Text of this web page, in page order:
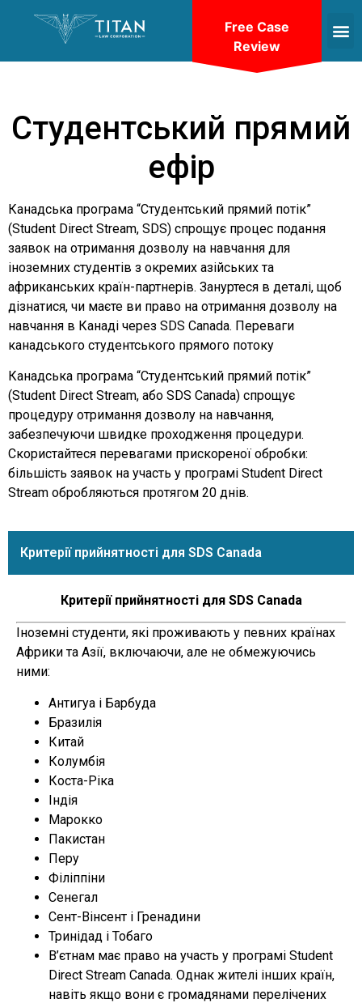
Студентський прямий
ефір
Канадська програма “Студентський прямий потік”
(Student Direct Stream, SDS) спрощує процес подання
заявок на отримання дозволу на навчання для
іноземних студентів з окремих азійських та
африканських країн-партнерів. Зануртеся в деталі, щоб
дізнатися, чи маєте ви право на отримання дозволу на
навчання в Канаді через SDS Canada. Переваги
канадського студентського прямого потоку
Канадська програма “Студентський прямий потік”
(Student Direct Stream, або SDS Canada) спрощує
процедуру отримання дозволу на навчання,
забезпечуючи швидке проходження процедури.
Скористайтеся перевагами прискореної обробки:
більшість заявок на участь у програмі Student Direct
Stream обробляються протягом 20 днів.
Критерії прийнятності для SDS Canada
Критерії прийнятності для SDS Canada
Іноземні студенти, які проживають у певних країнах
Африки та Азії, включаючи, але не обмежуючись
ними:
Антигуа і Барбуда
Бразилія
Китай
Колумбія
Коста-Ріка
Індія
Марокко
Пакистан
Перу
Філіппіни
Сенегал
Сент-Вінсент і Гренадини
Тринідад і Тобаго
В’єтнам має право на участь у програмі Student
Direct Stream Canada. Однак жителі інших країн,
навіть якщо вони є громадянами перелічених
Free Case
Review